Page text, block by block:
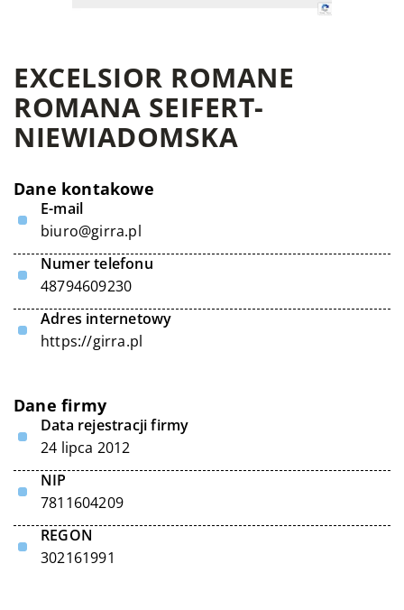
EXCELSIOR ROMANE
ROMANA SEIFERT-
NIEWIADOMSKA
Dane kontakowe
E-mail
biuro@girra.pl
Numer telefonu
48794609230
Adres internetowy
https://girra.pl
Dane firmy
Data rejestracji firmy
24 lipca 2012
NIP
7811604209
REGON
302161991